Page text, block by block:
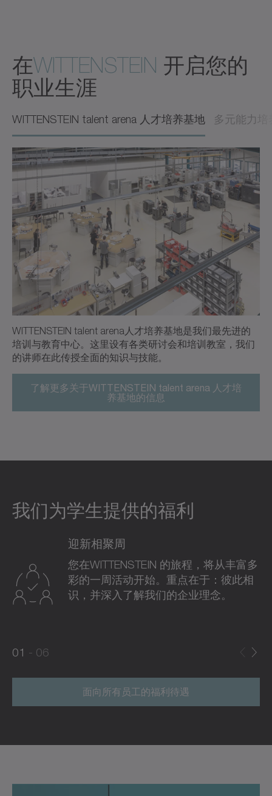
在WITTENSTEIN 开启您的
职业生涯
WITTENSTEIN talent arena 人才培养基地 多元能力培
WITTENSTEIN talent arena人才培养基地是我们最先进的
培训与教育中心。这里设有各类研讨会和培训教室，我们
的讲师在此传授全面的知识与技能。
了解更多关于WITTENSTEIN talent arena 人才培
养基地的信息
我们为学生提供的福利
迎新相聚周
您在WITTENSTEIN 的旅程，将从丰富多
彩的一周活动开始。重点在于：彼此相
识，并深入了解我们的企业理念。
01
06
面向所有员工的福利待遇